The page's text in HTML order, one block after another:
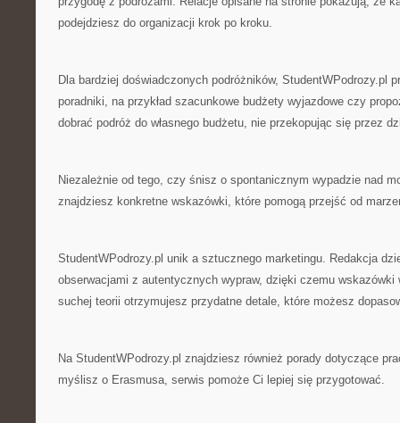
podejdziesz do organizacji krok po kroku.
Dla bardziej doświadczonych podróżników, StudentWPodrozy.pl
poradniki, na przykład szacunkowe budżety wyjazdowe czy
dobrać podróż do własnego budżetu, nie przekopując się przez
Niezależnie od tego, czy śnisz o spontanicznym wypadzie nad
znajdziesz konkretne wskazówki, które pomogą przejść od
StudentWPodrozy.pl unik a sztucznego marketingu. Redakcja
obserwacjami z autentycznych wypraw, dzięki czemu
suchej teorii otrzymujesz przydatne detale, które możesz
Na StudentWPodrozy.pl znajdziesz również porady dotyczące
myślisz o Erasmusa, serwis pomoże Ci lepiej się przygotować.